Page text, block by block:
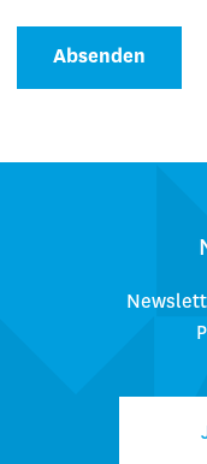
Absenden